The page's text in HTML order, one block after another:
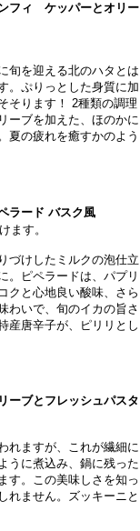
フィ ケッパーとオリー
旬を迎える北のハタとは
。ぷりっとした身質に加
そります！ 2種類の調理
ーブを加えた、ほのかに
夏の疲れを癒すかのよう
ラード バスク風
ます。
づけしたミルクの泡仕立
。ピペラードは、パプリ
クと心地良い酸味、さら
わいで、旬のイカの旨さ
産唐辛子が、ピリリとし
ブとフレッシュパスタ
れますが、これが繊細に
うに煮込み、鍋に残った
す。この美味しさを知っ
れません。ズッキーニと